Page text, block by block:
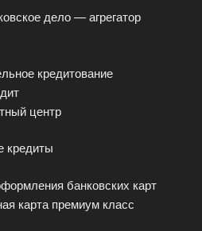
дело — агрегатор
кредитование
центр
кредиты
банковских карт
карта премиум класс